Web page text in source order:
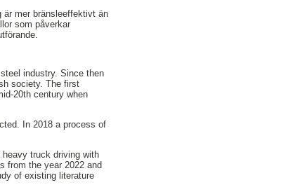
är mer bränsleeffektivt än
som påverkar
industry. Since then
society. The first
20th century when
In 2018 a process of
truck driving with
from the year 2022 and
of existing literature